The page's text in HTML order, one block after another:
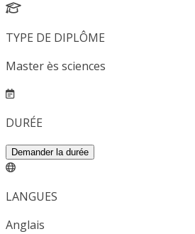
TYPE DE DIPLÔME
Master ès sciences
DURÉE
Demander la durée
LANGUES
Anglais